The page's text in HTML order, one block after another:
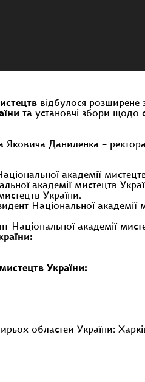
відбулося розширене
та установчі збори щодо
Яковича Даниленка –
академії
академії мистецтв
України.
Національної академії
Національної академії
України:
областей України: